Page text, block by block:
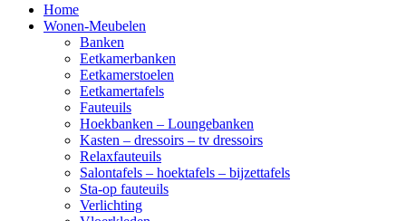
Home
Wonen-Meubelen
Banken
Eetkamerbanken
Eetkamerstoelen
Eetkamertafels
Fauteuils
Hoekbanken – Loungebanken
Kasten – dressoirs – tv dressoirs
Relaxfauteuils
Salontafels – hoektafels – bijzettafels
Sta-op fauteuils
Verlichting